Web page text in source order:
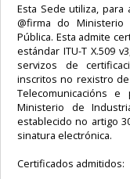
Esta Sede utiliza, para
@firma do Ministerio
Pública. Esta admite
estándar ITU-T X.509
servizos de
inscritos no rexistro
Telecomunicacións
Ministerio de
establecido no artigo
sinatura electrónica.
Certificados admitidos: